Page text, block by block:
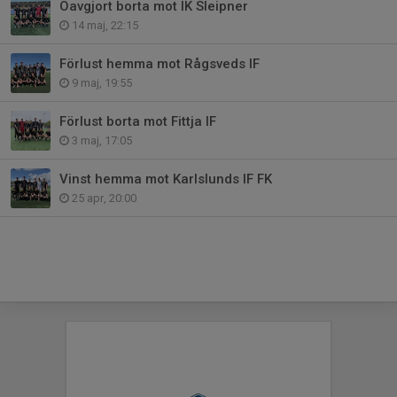
Oavgjort borta mot IK Sleipner
14 maj, 22:15
Förlust hemma mot Rågsveds IF
9 maj, 19:55
Förlust borta mot Fittja IF
3 maj, 17:05
Vinst hemma mot Karlslunds IF FK
25 apr, 20:00